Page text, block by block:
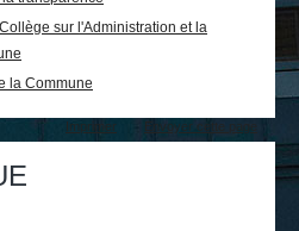
sur l'Administration et la
la Commune
document
Imprimer Envoyer cette page